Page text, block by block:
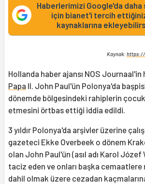
Haberlerimizi Google'da daha
için bianet'i tercih
kaynaklarına
Kaynak:
Hollanda haber ajansı NOS Journaal'in
Papa II. John Paul'ün Polonya'da
dönemde bölgesindeki rahiplerin
etmesini örtbas ettiği iddia edildi.
3 yıldır Polonya'da arşivler üzerine
gazeteci Ekke Overbeek o dönem
olan John Paul'ün (asıl adı Karol Józef
taciz eden ve onları başka
dahil olmak üzere cezadan